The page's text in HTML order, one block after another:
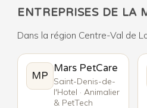
ENTREPRISES DE LA
Dans la région Centre-Val de
MP
Mars PetCare
Saint-Denis-de-
l'Hotel · Animalier
& PetTech